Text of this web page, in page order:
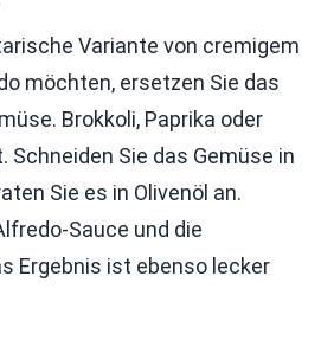
Variante von cremigem
möchten, ersetzen Sie das
Brokkoli, Paprika oder
Schneiden Sie das Gemüse in
Sie es in Olivenöl an.
Sauce und die
Ergebnis ist ebenso lecker